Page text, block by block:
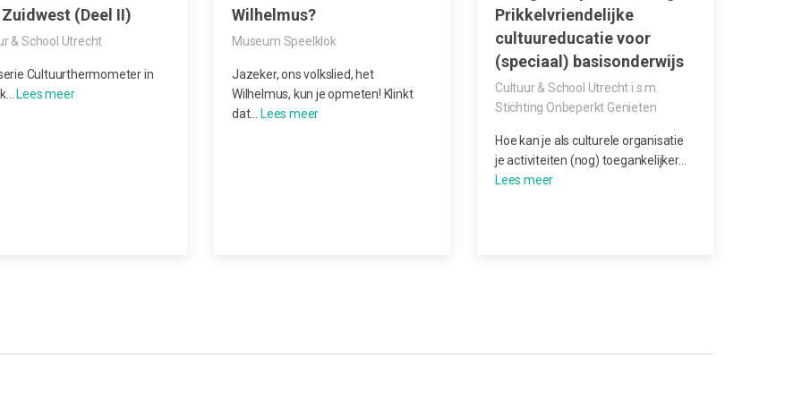
(Deel II)
& School Utrecht
Cultuurthermometer in
Wilhelmus?
Museum Speelklok
Jazeker, ons volkslied, het
Wilhelmus, kun je opmeten! Klinkt
dat…
Prikkelvriendelijke
cultuureducatie voor
(speciaal) basisonderwijs
Cultuur & School Utrecht i.s.m.
Stichting Onbeperkt Genieten
Hoe kan je als culturele organisatie
je activiteiten (nog) toegankelijker…